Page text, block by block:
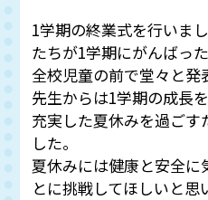
1学期の終業式を行いま
たちが1学期にがんばっ
全校児童の前で堂々と
先生からは1学期の成長
充実した夏休みを過ごす
した。
夏休みには健康と安全に
とに挑戦してほしいと思